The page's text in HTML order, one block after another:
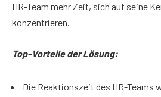
HR-Team mehr Zeit, sich auf seine
konzentrieren.
Top-Vorteile der Lösung:
Die Reaktionszeit des HR-Teams